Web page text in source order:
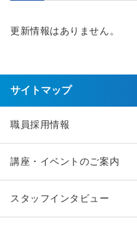
更新情報はありません。
サイトマップ
職員採用情報
講座・イベントのご案内
スタッフインタビュー